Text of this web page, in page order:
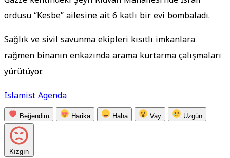
ordusu “Kesbe” ailesine ait 6 katlı bir evi bombaladı.
Sağlık ve sivil savunma ekipleri kısıtlı imkanlara
rağmen binanın enkazında arama kurtarma çalışmaları
yürütüyor.
Islamist Agenda
Beğendim Harika Haha Vay Üzgün
Kızgın